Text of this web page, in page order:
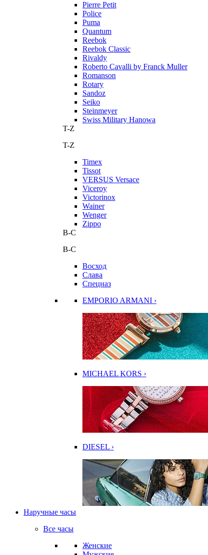
Pierre Petit
Police
Puma
Quantum
Reebok
Reebok Classic
Rivaldy
Roberto Cavalli by Franck Muller
Romanson
Rotary
Sandoz
Seiko
Steinmeyer
Swiss Military Hanowa
T-Z
T-Z
Timex
Tissot
VERSUS Versace
Viceroy
Victorinox
Wainer
Wenger
Zippo
В-С
В-С
Восход
Слава
Спецназ
EMPORIO ARMANI ›
MICHAEL KORS ›
DIESEL ›
Наручные часы
Все часы
Женские